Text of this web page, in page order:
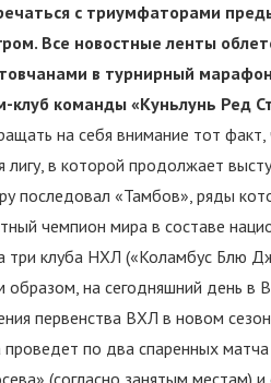
с триумфаторами
Все новостные ленты
в турнирный
клуб команды «Куньлунь Ред
на себя внимание тот
лигу, в которой продолжает
последовал «Тамбов», ряды
чемпион мира в составе
три клуба НХЛ («Коламбус Блю
образом, на сегодняшний день в
первенства ВХЛ в новом
по два спаренных
(согласно занятым местам)